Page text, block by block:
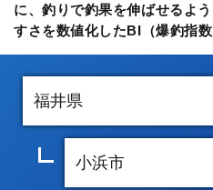
に、釣りで釣果を伸ばせるよ
すさを数値化したBI（爆釣指